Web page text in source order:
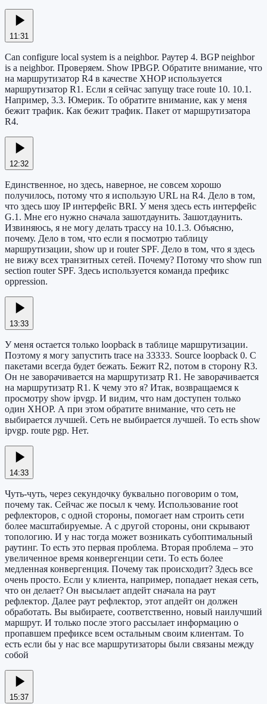
11:31
Can configure local system is a neighbor. Раутер 4. BGP neighbor
is a neighbor. Проверяем. Show IPBGP. Обратите внимание, что
на маршрутизатор R4 в качестве XHOP используется
маршрутизатор R1. Если я сейчас запущу trace route 10. 10.1.
Например, 3.3. Юмерик. То обратите внимание, как у меня
бежит трафик. Как бежит трафик. Пакет от маршрутизатора
R4.
12:32
Единственное, но здесь, наверное, не совсем хорошо
получилось, потому что я использую URL на R4. Дело в том,
что здесь шоу IP интерфейс BRI. У меня здесь есть интерфейс
G.1. Мне его нужно сначала зашотдаунить. Зашотдаунить.
Извиняюсь, я не могу делать трассу на 10.1.3. Объясню,
почему. Дело в том, что если я посмотрю таблицу
маршрутизации, show up и router SPF. Дело в том, что я здесь
не вижу всех транзитных сетей. Почему? Потому что show run
section router SPF. Здесь используется команда префикс
oppression.
13:33
У меня остается только loopback в таблице маршрутизации.
Поэтому я могу запустить trace на 33333. Source loopback 0. С
пакетами всегда будет бежать. Бежит R2, потом в сторону R3.
Он не заворачивается на маршрутизатр R1. Не заворачивается
на маршрутизатр R1. К чему это я? Итак, возвращаемся к
просмотру show ipvgp. И видим, что нам доступен только
один XHOP. А при этом обратите внимание, что сеть не
выбирается лучшей. Сеть не выбирается лучшей. То есть show
ipvgp. route pgp. Нет.
14:33
Чуть-чуть, через секундочку буквально поговорим о том,
почему так. Сейчас же посыл к чему. Использование root
рефлекторов, с одной стороны, помогает нам строить сети
более масштабируемые. А с другой стороны, они скрывают
топологию. И у нас тогда может возникать субоптимальный
раутинг. То есть это первая проблема. Вторая проблема – это
увеличенное время конвергенции сети. То есть более
медленная конвергенция. Почему так происходит? Здесь все
очень просто. Если у клиента, например, попадает некая сеть,
что он делает? Он высылает апдейт сначала на раут
рефлектор. Далее раут рефлектор, этот апдейт он должен
обработать. Вы выбираете, соответственно, новый наилучший
маршрут. И только после этого рассылает информацию о
пропавшем префиксе всем остальным своим клиентам. То
есть если бы у нас все маршрутизаторы были связаны между
собой
15:37